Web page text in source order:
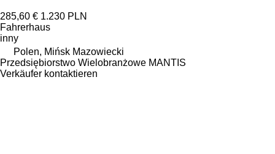
285,60 € 1.230 PLN
Fahrerhaus
inny
Polen, Mińsk Mazowiecki
Przedsiębiorstwo Wielobranżowe MANTIS
Verkäufer kontaktieren